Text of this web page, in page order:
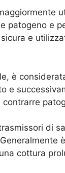
patogeno e
e
è
e
contrarre
di
cottura